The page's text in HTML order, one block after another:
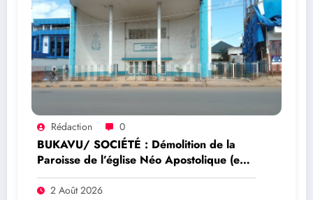
Rédaction 0
BUKAVU/ SOCIÉTÉ : Démolition de la
Paroisse de l’église Néo Apostolique (ex
maison du parti) : Que savoir sur ce
dossier ?
2 Août 2026